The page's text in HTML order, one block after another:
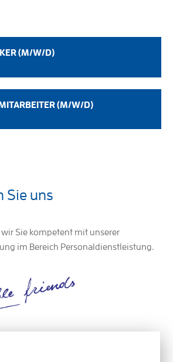
(M/W/D)
(M/W/D)
Sie uns
Sie kompetent mit unserer
im Bereich Personaldienstleistung.